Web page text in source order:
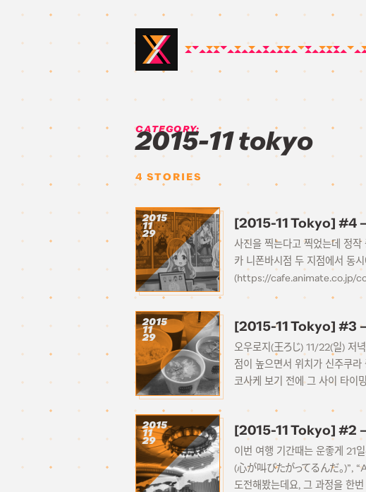
CATEGORY:
2015-11 tokyo
4 STORIES
2015
11
29
[2015-11 Tokyo] #4
사진을 찍는다고 찍었는데 정
카 니폰바시점 두 지점에서 동
(https://cafe.animate.co.jp/
2015
11
29
[2015-11 Tokyo] #3 –
오우로지(王ろじ) 11/22(일) 저
점이 높으면서 위치가 신주쿠
코사케 보기 전에 그 사이 타이
2015
11
29
[2015-11 Tokyo] #2 –
이번 여행 기간때는 운좋게 21
(心が叫びたがってるんだ。)”,
도전해봤는데요, 그 과정을 한